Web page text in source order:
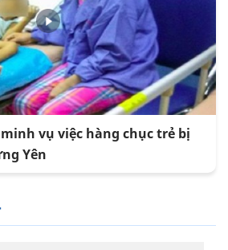
vụ việc hàng chục trẻ bị
Yên